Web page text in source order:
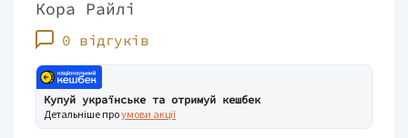
Кора Райлі
0 відгуків
Купуй українське та отримуй кешбек
Детальніше проумови акції